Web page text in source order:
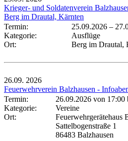
Krieger- und Soldatenverein
Berg im Drautal, Kärnten
Termin:
25.09.2026 –
Kategorie:
Ausflüge
Ort:
Berg im Drautal,
26.09. 2026
Feuerwehrverein Balzhausen -
Termin:
26.09.2026 von 17:00
Kategorie:
Vereine
Ort:
Feuerwehrgerätehaus
Sattelbogenstraße 1
86483 Balzhausen